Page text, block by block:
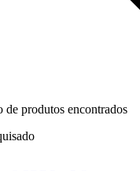
de produtos encontrados